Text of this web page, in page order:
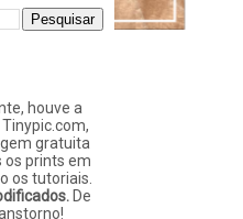
houve a
gratuita
os prints em
os tutoriais.
De